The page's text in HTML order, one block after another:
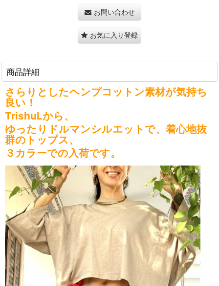
お問い合わせ
お気に入り登録
商品詳細
さらりとしたヘンプコットン素材が気持ち
良い！
TrishuLから、
ゆったりドルマンシルエットで、着心地抜
群のトップス、
３カラーでの入荷です。